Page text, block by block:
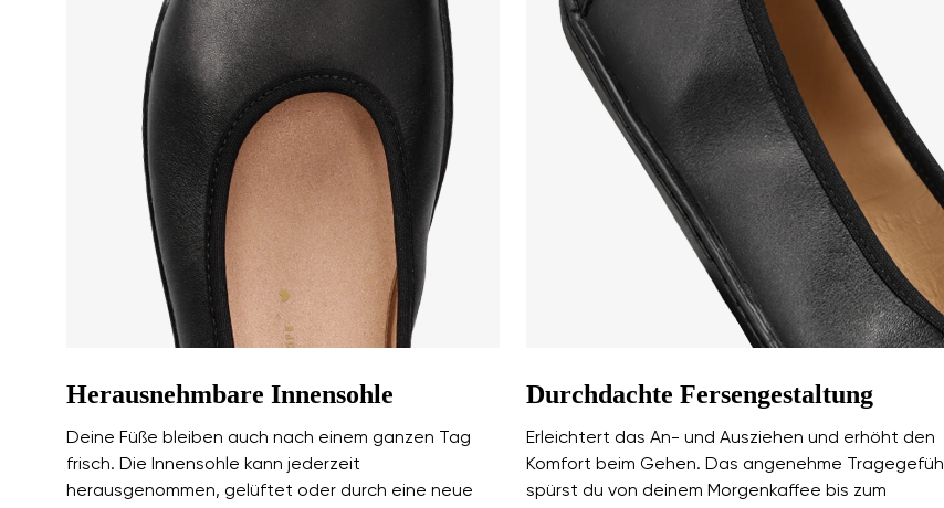
Sprache auswählen
Bestätigen
Herausnehmbare Innensohle
Deine Füße bleiben auch nach einem ganzen Tag
frisch. Die Innensohle kann jederzeit
herausgenommen, gelüftet oder durch eine neue
Durchdachte Fersengestaltung
Erleichtert das An- und Ausziehen und erhöht den
Komfort beim Gehen. Das angenehme Tragegefühl
spürst du von deinem Morgenkaffee bis zum
Frage
Ich bin mit der Verarbeitung der eingegebenen personenbezogenen Daten im Sinne von
Veröffentlichung einverstanden.
Textbewertung
Bewertung
Ich bin mit der Verarbeitung der eingegebenen personenbezogenen Daten im Sinne von
Veröffentlichung einverstanden.
Bewertung hinzufügen